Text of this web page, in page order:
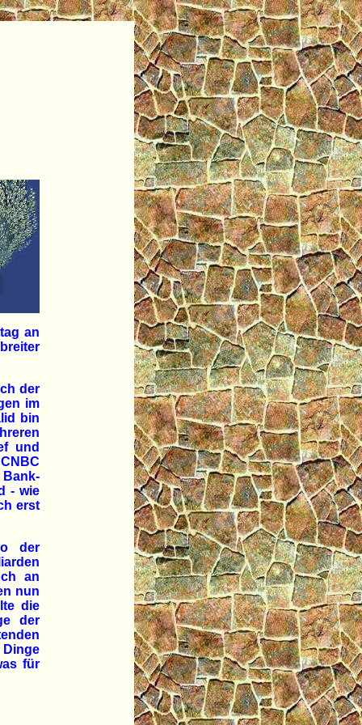
an
der
im
bin
und
- wie
erst
der
an
nun
die
der
für